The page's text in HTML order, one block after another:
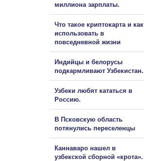
миллиона зарплаты.
Что такое криптокарта и как
использовать в
повседневной жизни
Индийцы и белорусы
подкармливают Узбекистан.
Узбеки любят кататься в
Россию.
В Псковскую область
потянулись переселенцы
Каннаваро нашел в
узбекской сборной «крота».